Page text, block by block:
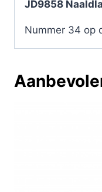
JD9858
Nummer 34 op